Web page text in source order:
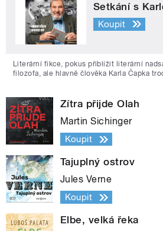
Setkání s
Koupit
Literární fikce, pokus přiblížit literární
filozofa, ale hlavně člověka Karla Čapka
Zítra přijde Olah
Martin Sichinger
Koupit
Tajuplný ostrov
Jules Verne
Koupit
Elbe, velká řeka